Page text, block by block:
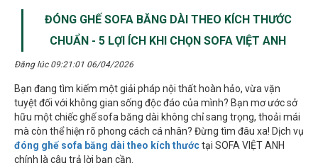
ĐÓNG GHẾ SOFA BĂNG DÀI THEO KÍCH THƯỚC
CHUẨN - 5 LỢI ÍCH KHI CHỌN SOFA VIỆT ANH
Đăng lúc 09:21:01 06/04/2026
Bạn đang tìm kiếm một giải pháp nội thất hoàn hảo, vừa vặn
tuyệt đối với không gian sống độc đáo của mình? Bạn mơ ước sở
hữu một chiếc ghế sofa băng dài không chỉ sang trọng, thoải mái
mà còn thể hiện rõ phong cách cá nhân? Đừng tìm đâu xa! Dịch vụ
đóng ghế sofa băng dài theo kích thướctại SOFA VIỆT ANH
chính là câu trả lời bạn cần.